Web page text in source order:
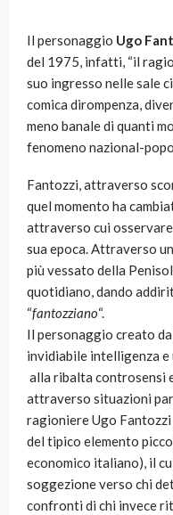
Il personaggio Ugo
del 1975, infatti, “il
suo ingresso nelle sale
comica dirompenza,
meno banale di quanti
fenomeno nazional-
Fantozzi, attraverso
quel momento ha
attraverso cui
sua epoca. Attraverso
più vessato della
quotidiano, dando
“fantozziano“.
Il personaggio creato da
invidiabile intelligenza e
alla ribalta controsensi
attraverso situazioni
ragioniere Ugo
del tipico elemento
economico italiano), il
soggezione verso chi
confronti di chi invece